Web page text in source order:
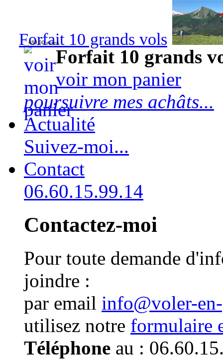
Forfait 10 grands vols
480,00 euros
Forfait 10 grands
voir mon panier
poursuivre mes achâts...
Actualité
Suivez-moi...
Contact
06.60.15.99.14
Contactez-moi
Pour toute demande
joindre :
par email info@voler-
utilisez notre formulaire
Téléphone au :